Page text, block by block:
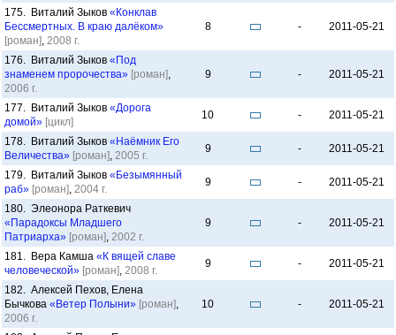
175. Виталий Зыков «Конклав
Бессмертных. В краю далёком»
[роман], 2008 г.
8 - 2011-05-21
176. Виталий Зыков «Под
знаменем пророчества» [роман],
2006 г.
9 - 2011-05-21
177. Виталий Зыков «Дорога
домой» [цикл]
10 - 2011-05-21
178. Виталий Зыков «Наёмник Его
Величества» [роман], 2005 г.
9 - 2011-05-21
179. Виталий Зыков «Безымянный
раб» [роман], 2004 г.
9 - 2011-05-21
180. Элеонора Раткевич
«Парадоксы Младшего
Патриарха» [роман], 2002 г.
9 - 2011-05-21
181. Вера Камша «К вящей славе
человеческой» [роман], 2008 г.
9 - 2011-05-21
182. Алексей Пехов, Елена
Бычкова «Ветер Полыни» [роман],
2006 г.
10 - 2011-05-21